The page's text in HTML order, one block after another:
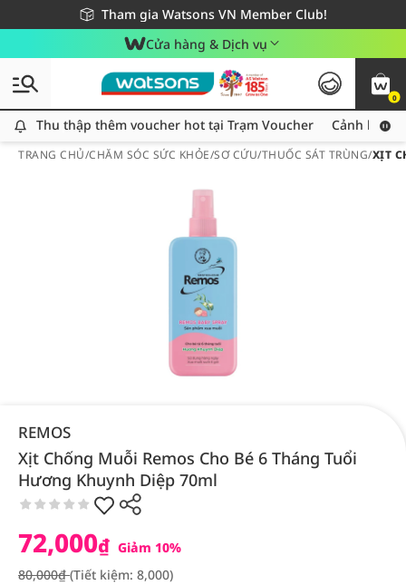
Tham gia Watsons VN Member Club!
Miễn phí giao hàng cho đơn hàng từ 249,000Đ
Giao hàng nhanh 24h - Áp dụng khu vực TP. Hồ Chí Minh
Cửa hàng & Dịch vụ
0
Thu thập thêm voucher hot tại Trạm Voucher
Thu thập thêm voucher hot tại Trạm Voucher Cảnh báo
TRANG CHỦ/CHĂM SÓC SỨC KHỎE/SƠ CỨU/THUỐC SÁT TRÙNG/XỊT
REMOS
Xịt Chống Muỗi Remos Cho Bé 6 Tháng Tuổi
Hương Khuynh Diệp 70ml
72,000₫ Giảm 10%
80,000₫(Tiết kiệm: 8,000)